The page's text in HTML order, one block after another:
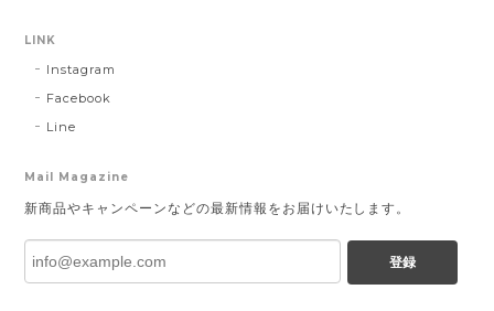
LINK
Instagram
Facebook
Line
Mail Magazine
新商品やキャンペーンなどの最新情報をお届けいたします。
登録